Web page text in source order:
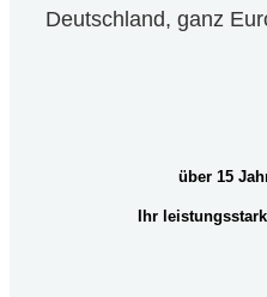
Deutschland, ganz
über 15
Ihr